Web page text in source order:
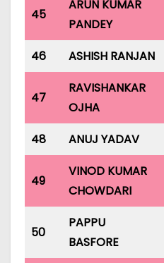
45
ARUN KUMAR
PANDEY
46 ASHISH RANJAN
47
RAVISHANKAR
OJHA
48 ANUJ YADAV
49
VINOD KUMAR
CHOWDARI
50
PAPPU
BASFORE